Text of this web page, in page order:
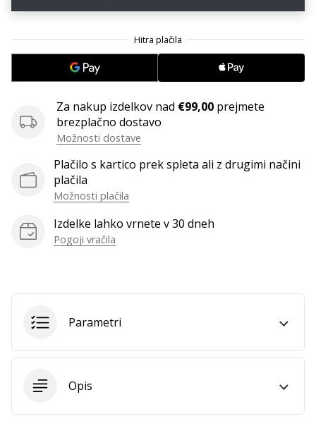
Za nakup izdelkov nad €99,00 prejmete
brezplačno dostavo
Možnosti dostave
Plačilo s kartico prek spleta ali z drugimi načini
plačila
Možnosti plačila
Izdelke lahko vrnete v 30 dneh
Pogoji vračila
Parametri
Opis